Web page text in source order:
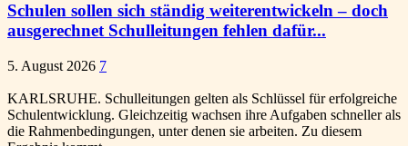
Schulen sollen sich ständig weiterentwickeln – doch
ausgerechnet Schulleitungen fehlen dafür...
5. August 2026 7
KARLSRUHE. Schulleitungen gelten als Schlüssel für erfolgreiche
Schulentwicklung. Gleichzeitig wachsen ihre Aufgaben schneller als
die Rahmenbedingungen, unter denen sie arbeiten. Zu diesem